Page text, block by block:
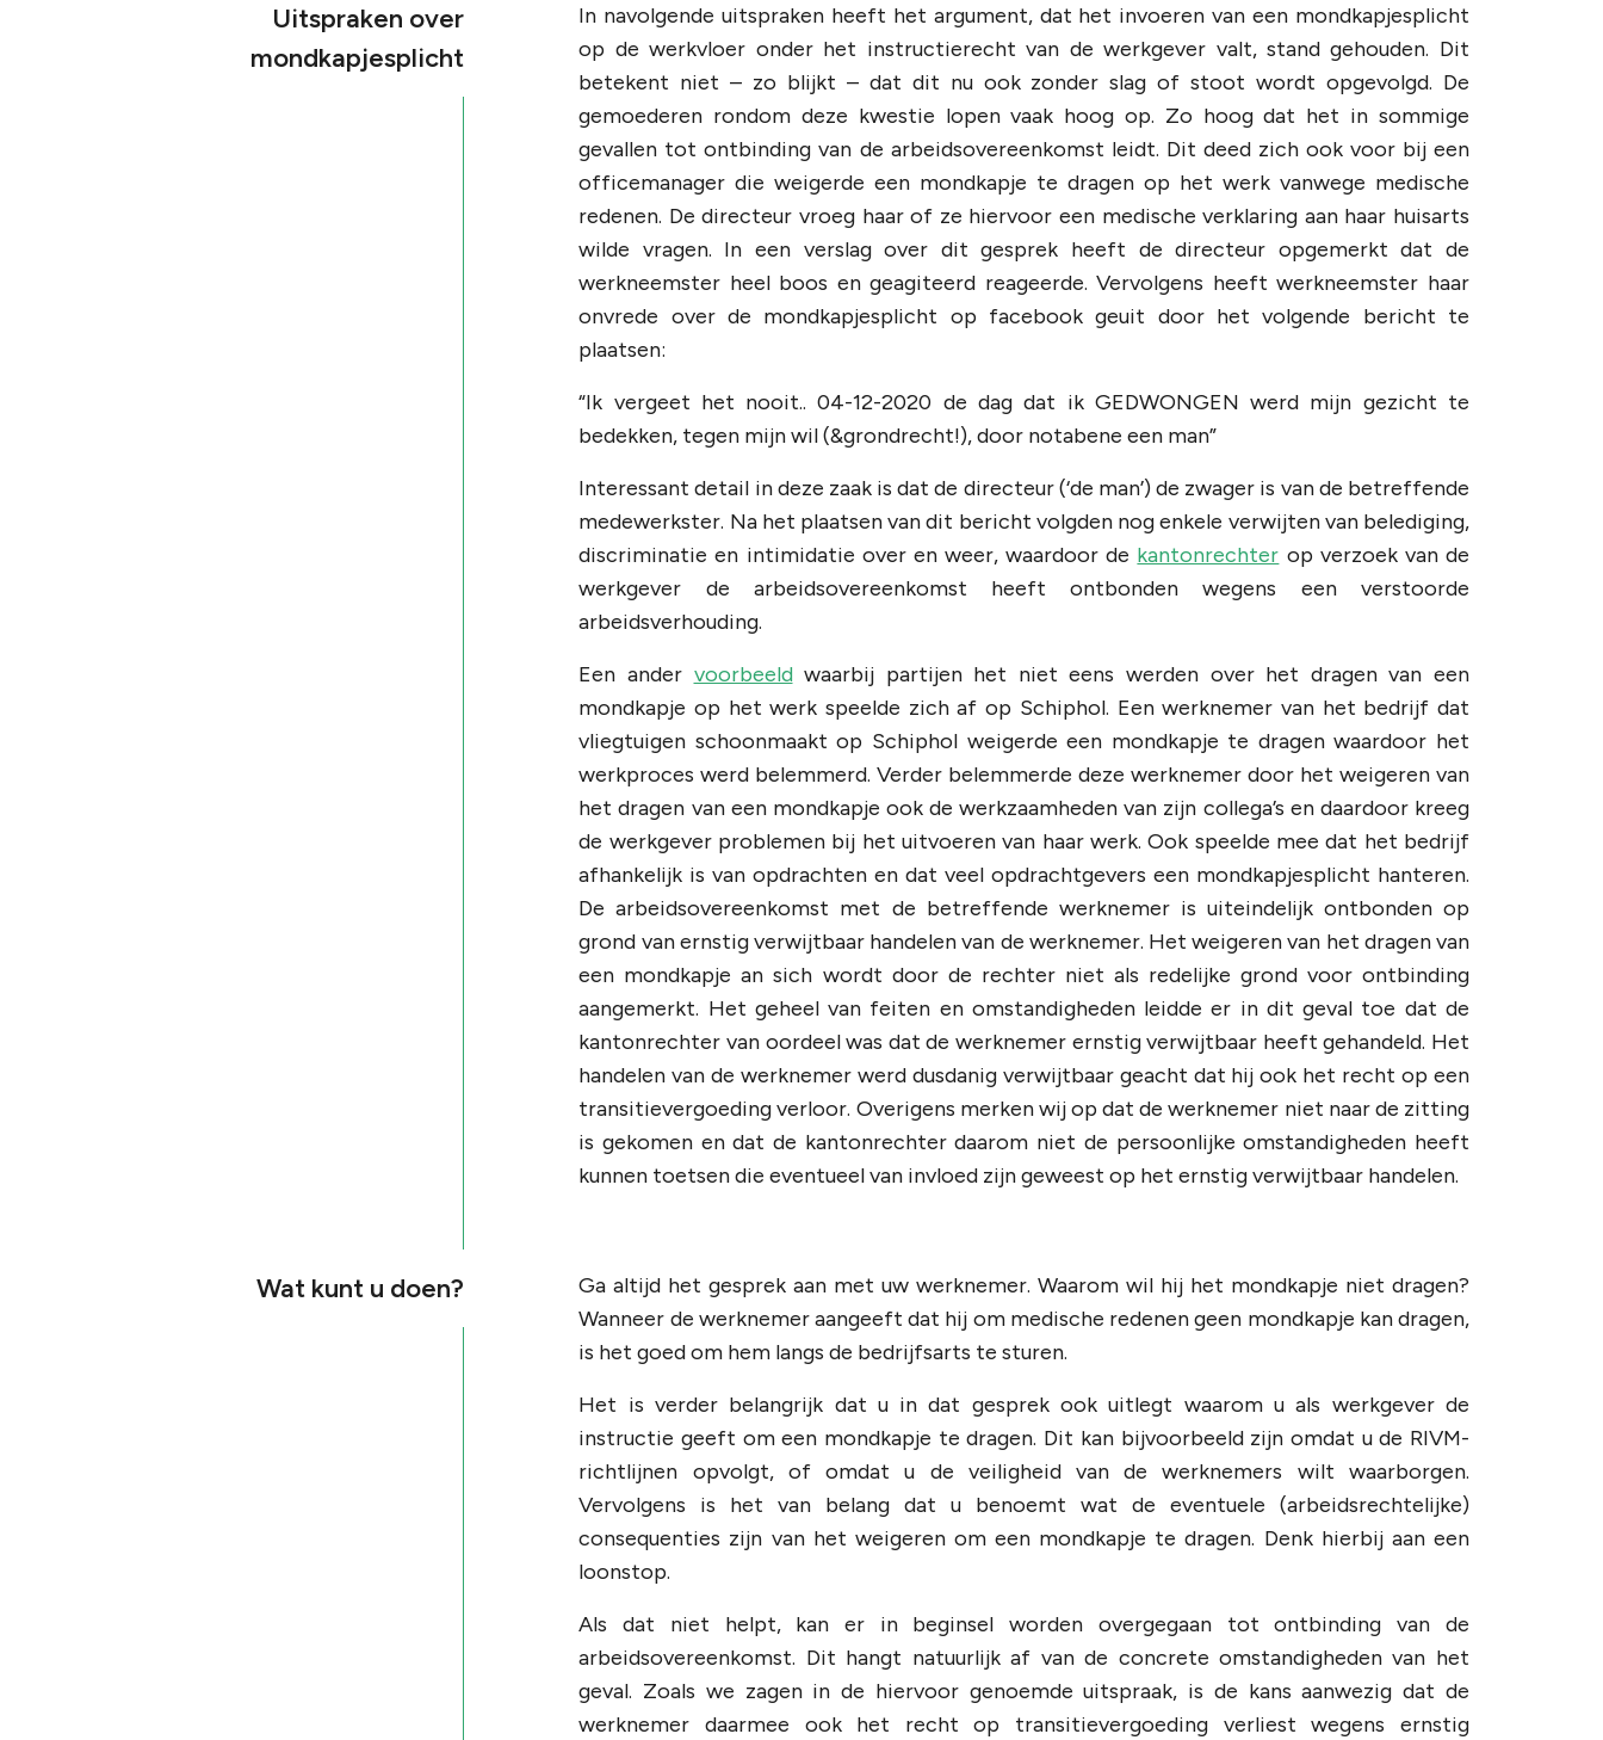
Uitspraken over
mondkapjesplicht
In navolgende uitspraken heeft het argument, dat het invoeren van een mondkapjesplicht
op de werkvloer onder het instructierecht van de werkgever valt, stand gehouden. Dit
betekent niet – zo blijkt – dat dit nu ook zonder slag of stoot wordt opgevolgd. De
gemoederen rondom deze kwestie lopen vaak hoog op. Zo hoog dat het in sommige
gevallen tot ontbinding van de arbeidsovereenkomst leidt. Dit deed zich ook voor bij een
officemanager die weigerde een mondkapje te dragen op het werk vanwege medische
redenen. De directeur vroeg haar of ze hiervoor een medische verklaring aan haar huisarts
wilde vragen. In een verslag over dit gesprek heeft de directeur opgemerkt dat de
werkneemster heel boos en geagiteerd reageerde. Vervolgens heeft werkneemster haar
onvrede over de mondkapjesplicht op facebook geuit door het volgende bericht te
plaatsen:
“Ik vergeet het nooit.. 04-12-2020 de dag dat ik GEDWONGEN werd mijn gezicht te
bedekken, tegen mijn wil (&grondrecht!), door notabene een man”
Interessant detail in deze zaak is dat de directeur (‘de man’) de zwager is van de betreffende
medewerkster. Na het plaatsen van dit bericht volgden nog enkele verwijten van belediging,
discriminatie en intimidatie over en weer, waardoor de kantonrechter op verzoek van de
werkgever de arbeidsovereenkomst heeft ontbonden wegens een verstoorde
arbeidsverhouding.
Een ander voorbeeldwaarbij partijen het niet eens werden over het dragen van een
mondkapje op het werk speelde zich af op Schiphol. Een werknemer van het bedrijf dat
vliegtuigen schoonmaakt op Schiphol weigerde een mondkapje te dragen waardoor het
werkproces werd belemmerd. Verder belemmerde deze werknemer door het weigeren van
het dragen van een mondkapje ook de werkzaamheden van zijn collega’s en daardoor kreeg
de werkgever problemen bij het uitvoeren van haar werk. Ook speelde mee dat het bedrijf
afhankelijk is van opdrachten en dat veel opdrachtgevers een mondkapjesplicht hanteren.
De arbeidsovereenkomst met de betreffende werknemer is uiteindelijk ontbonden op
grond van ernstig verwijtbaar handelen van de werknemer. Het weigeren van het dragen van
een mondkapjean sich wordt door de rechter niet als redelijke grond voor ontbinding
aangemerkt. Het geheel van feiten en omstandigheden leidde er in dit geval toe dat de
kantonrechter van oordeel was dat de werknemer ernstig verwijtbaar heeft gehandeld. Het
handelen van de werknemer werd dusdanig verwijtbaar geacht dat hij ook het recht op een
transitievergoeding verloor. Overigens merken wij op dat de werknemer niet naar de zitting
is gekomen en dat de kantonrechter daarom niet de persoonlijke omstandigheden heeft
kunnen toetsen die eventueel van invloed zijn geweest op het ernstig verwijtbaar handelen.
Wat kunt u doen?
Ga altijd het gesprek aan met uw werknemer. Waarom wil hij het mondkapje niet dragen?
Wanneer de werknemer aangeeft dat hij om medische redenen geen mondkapje kan dragen,
is het goed om hem langs de bedrijfsarts te sturen.
Het is verder belangrijk dat u in dat gesprek ook uitlegt waarom u als werkgever de
instructie geeft om een mondkapje te dragen. Dit kan bijvoorbeeld zijn omdat u de RIVM-
richtlijnen opvolgt, of omdat u de veiligheid van de werknemers wilt waarborgen.
Vervolgens is het van belang dat u benoemt wat de eventuele (arbeidsrechtelijke)
consequenties zijn van het weigeren om een mondkapje te dragen. Denk hierbij aan een
loonstop.
Als dat niet helpt, kan er in beginsel worden overgegaan tot ontbinding van de
arbeidsovereenkomst. Dit hangt natuurlijk af van de concrete omstandigheden van het
geval. Zoals we zagen in de hiervoor genoemde uitspraak, is de kans aanwezig dat de
werknemer daarmee ook het recht op transitievergoeding verliest wegens ernstig